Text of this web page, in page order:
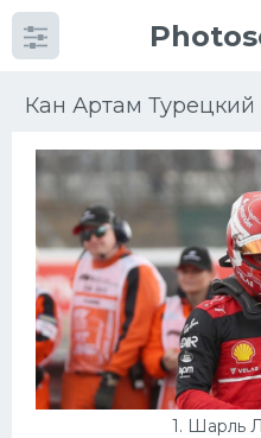
Кан Артам
1. Шарль
КатегорииФото
Много картинок...
Футбол